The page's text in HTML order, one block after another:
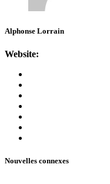
Alphonse Lorrain
Website:
Nouvelles connexes